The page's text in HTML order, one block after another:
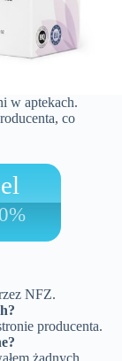
w aptekach.
co
NFZ.
producenta.
żadnych